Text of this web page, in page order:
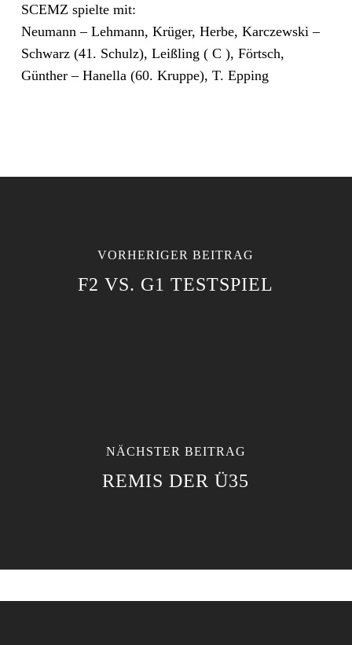
SCEMZ spielte mit:
Neumann – Lehmann, Krüger, Herbe, Karczewski –
Schwarz (41. Schulz), Leißling ( C ), Förtsch,
Günther – Hanella (60. Kruppe), T. Epping
VORHERIGER BEITRAG
F2 VS. G1 TESTSPIEL
NÄCHSTER BEITRAG
REMIS DER Ü35